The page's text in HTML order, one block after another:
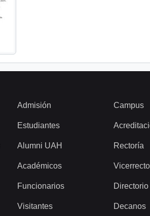
Admisión
Estudiantes
Alumni UAH
Académicos
Funcionarios
Visitantes
Campus
Rectoría
Directorio
Decanos